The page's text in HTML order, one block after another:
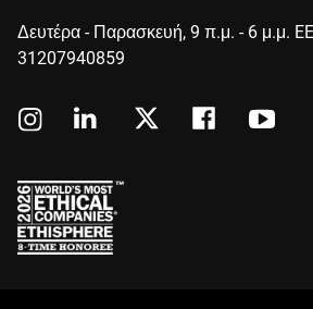
Δευτέρα - Παρασκευή, 9 π.μ. - 6 μ.μ.
31207940859